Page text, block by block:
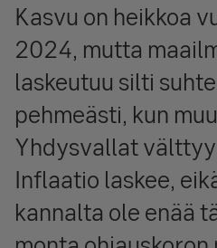
Kasvu on heikkoa
2024, mutta
laskeutuu silti
pehmeästi, kun
Yhdysvallat
Inflaatio laskee,
kannalta ole enää